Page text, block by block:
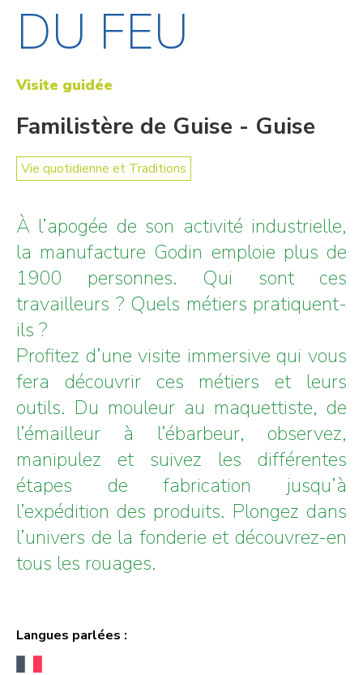
DU FEU
Visite guidée
Familistère de Guise - Guise
Vie quotidienne et Traditions
À l’apogée de son activité industrielle,
la manufacture Godin emploie plus de
1900 personnes. Qui sont ces
travailleurs ? Quels métiers pratiquent-
ils ?
Profitez d’une visite immersive qui vous
fera découvrir ces métiers et leurs
outils. Du mouleur au maquettiste, de
l’émailleur à l’ébarbeur, observez,
manipulez et suivez les différentes
étapes de fabrication jusqu’à
l’expédition des produits. Plongez dans
l’univers de la fonderie et découvrez-en
tous les rouages.
Langues parlées :